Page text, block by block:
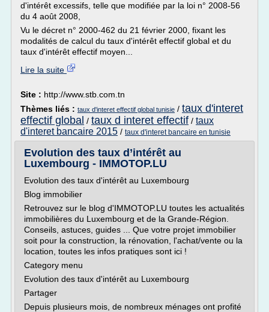
d'intérêt excessifs, telle que modifiée par la loi n° 2008-56
du 4 août 2008,
Vu le décret n° 2000-462 du 21 février 2000, fixant les
modalités de calcul du taux d'intérêt effectif global et du
taux d'intérêt effectif moyen...
Lire la suite
Site : http://www.stb.com.tn
Thèmes liés : taux d'interet effectif global tunisie / taux d'interet
effectif global / taux d interet effectif / taux
d'interet bancaire 2015 / taux d'interet bancaire en tunisie
Evolution des taux d’intérêt au
Luxembourg - IMMOTOP.LU
Evolution des taux d'intérêt au Luxembourg
Blog immobilier
Retrouvez sur le blog d'IMMOTOP.LU toutes les actualités
immobilières du Luxembourg et de la Grande-Région.
Conseils, astuces, guides ... Que votre projet immobilier
soit pour la construction, la rénovation, l'achat/vente ou la
location, toutes les infos pratiques sont ici !
Category menu
Evolution des taux d'intérêt au Luxembourg
Partager
Depuis plusieurs mois, de nombreux ménages ont profité